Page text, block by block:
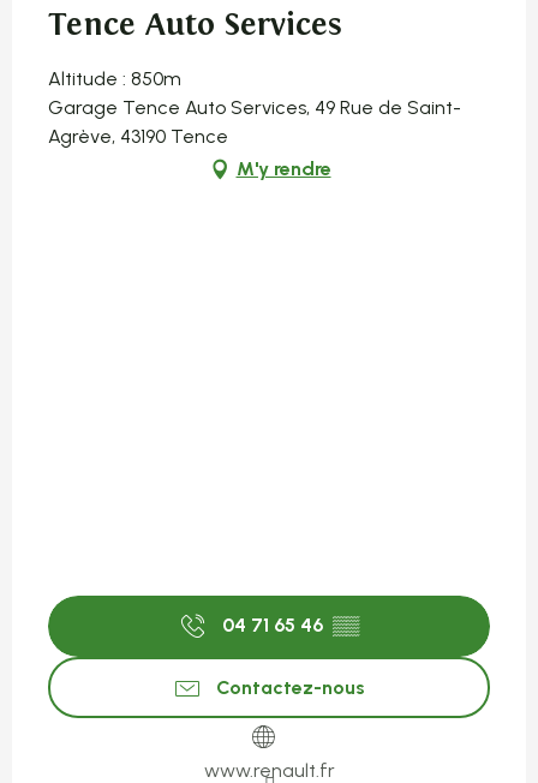
Tence Auto Services
Altitude : 850m
Garage Tence Auto Services, 49 Rue de Saint-
Agrève, 43190 Tence
M'y rendre
04 71 65 46 ▒▒
Contactez-nous
www.renault.fr